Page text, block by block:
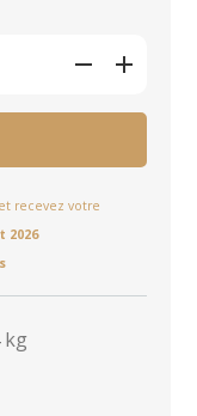
et recevez votre
2026
kg